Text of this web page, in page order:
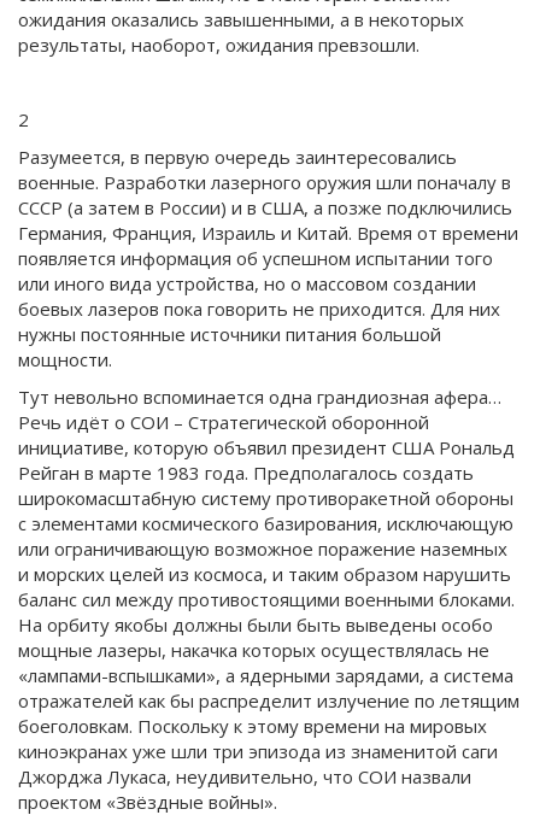
ожидания оказались завышенными, а в некоторых
результаты, наоборот, ожидания превзошли.
2
Разумеется, в первую очередь заинтересовались
военные. Разработки лазерного оружия шли поначалу в
СССР (а затем в России) и в США, а позже подключились
Герма­ния, Франция, Израиль и Китай. Время от времени
появляется информация об успешном испытании того
или иного вида устройства, но о массовом создании
боевых лазеров пока говорить не приходится. Для них
нужны постоянные источники питания большой
мощности.
Тут невольно вспоминается одна грандиозная афера…
Речь идёт о СОИ – Стратегической оборонной
инициативе, которую объявил президент США Рональд
Рейган в марте 1983 года. Предполагалось создать
широкомасштабную систему противоракетной обороны
с элементами космического базирования, исключающую
или ограничивающую возможное поражение наземных
и морских целей из космоса, и таким образом нарушить
баланс сил между противостоящими военными блоками.
На орбиту якобы должны были быть выведены особо
мощные лазеры, накачка которых осуществлялась не
«лампами-вспышками», а ядерными зарядами, а система
отражателей как бы распределит излучение по летящим
боеголовкам. Поскольку к этому времени на мировых
киноэкранах уже шли три эпизода из знаменитой саги
Джорджа Лукаса, неудивительно, что СОИ назвали
проектом «Звёздные войны».